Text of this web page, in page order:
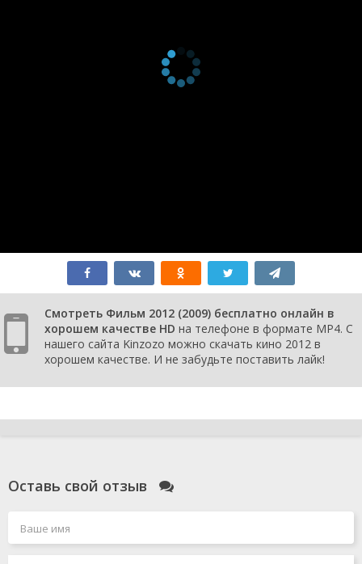
Смотреть Фильм 2012 (2009) бесплатно онлайн в
хорошем качестве HD на телефоне в формате MP4. С
нашего сайта Kinzozo можно скачать кино 2012 в
хорошем качестве. И не забудьте поставить лайк!
Оставь свой отзыв